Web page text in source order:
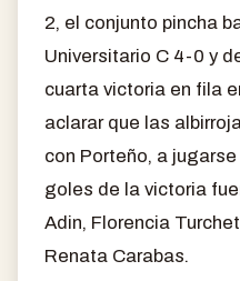
2, el conjunto pincha
Universitario C 4-0 y
cuarta victoria en fila
aclarar que las
con Porteño, a
goles de la victoria
Adin, Florencia
Renata Carabas.